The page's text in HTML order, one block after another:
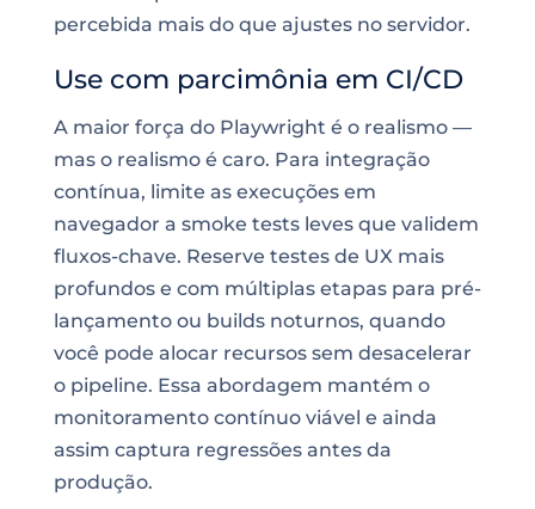
percebida mais do que ajustes no servidor.
Use com parcimônia em CI/CD
A maior força do Playwright é o realismo —
mas o realismo é caro. Para integração
contínua, limite as execuções em
navegador a smoke tests leves que validem
fluxos-chave. Reserve testes de UX mais
profundos e com múltiplas etapas para pré-
lançamento ou builds noturnos, quando
você pode alocar recursos sem desacelerar
o pipeline. Essa abordagem mantém o
monitoramento contínuo viável e ainda
assim captura regressões antes da
produção.